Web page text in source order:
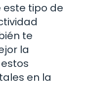
tipo de
te
la
en la